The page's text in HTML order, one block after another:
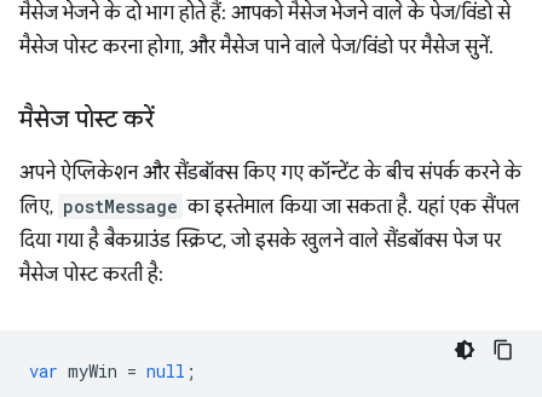
मैसेज भेजने के दो भाग होते हैं: आपको मैसेज भेजने वाले के पेज/विंडो से
मैसेज पोस्ट करना होगा, और मैसेज पाने वाले पेज/विंडो पर मैसेज सुनें.
मैसेज पोस्ट करें
अपने ऐप्लिकेशन और सैंडबॉक्स किए गए कॉन्टेंट के बीच संपर्क करने के
लिए, postMessage का इस्तेमाल किया जा सकता है. यहां एक सैंपल
दिया गया है बैकग्राउंड स्क्रिप्ट, जो इसके खुलने वाले सैंडबॉक्स पेज पर
मैसेज पोस्ट करती है:
var myWin = null ;